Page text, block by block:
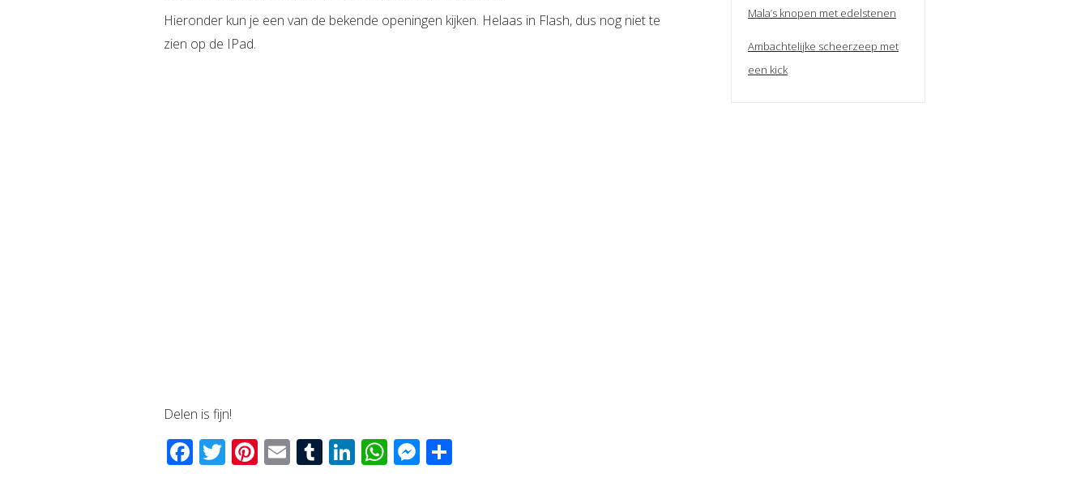
Hieronder kun je een van de bekende openingen kijken. Helaas in Flash, dus nog niet te
zien op de IPad.
Delen is fijn!
Facebook
Twitter
Pinterest
EmailTumblr
LinkedIn
WhatsApp
Messenger
Mala’s knopen met edelstenen
Ambachtelijke scheerzeep met
een kick